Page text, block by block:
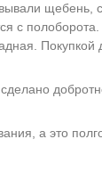
щебень,
с
Покупкой
а это